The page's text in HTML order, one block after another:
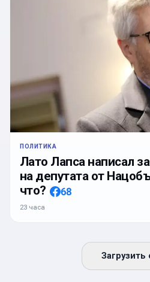
ПОЛИТИКА
Лато Лапса написал
на депутата от
что?
68
23 часа